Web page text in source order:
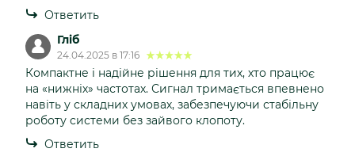
Ответить
Гліб
24.04.2025 в 17:16
Компактне і надійне рішення для тих, хто працює
на «нижніх» частотах. Сигнал тримається впевнено
навіть у складних умовах, забезпечуючи стабільну
роботу системи без зайвого клопоту.
Ответить